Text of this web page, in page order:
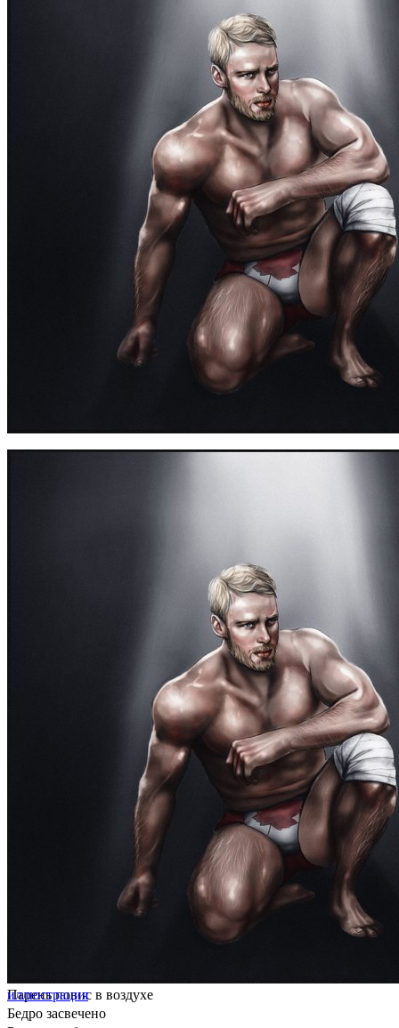
Парень повис в воздухе
Бедро засвечено
иллюстрация